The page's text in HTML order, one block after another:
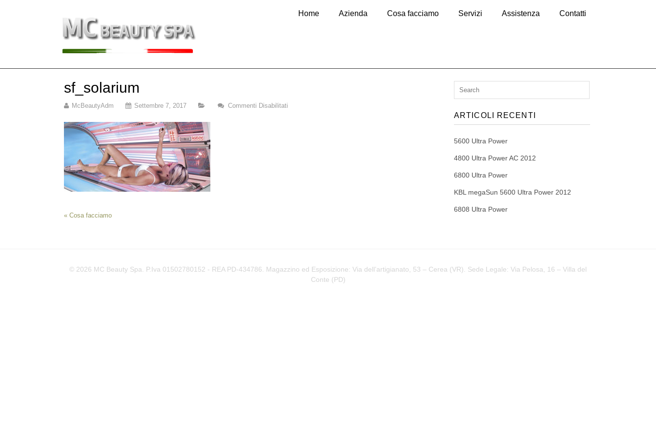
Home Azienda Cosa facciamo Servizi Assistenza Contatti
sf_solarium
McBeautyAdm Settembre 7, 2017 Commenti Disabilitati
«Cosa facciamo
ARTICOLI RECENTI
5600 Ultra Power
4800 Ultra Power AC 2012
6800 Ultra Power
KBL megaSun 5600 Ultra Power 2012
6808 Ultra Power
© 2026 MC Beauty Spa. P.Iva 01502780152 - REA PD-434786. Magazzino ed Esposizione: Via dell’artigianato, 53 – Cerea (VR). Sede Legale: Via Pelosa, 16 – Villa del
Conte (PD)